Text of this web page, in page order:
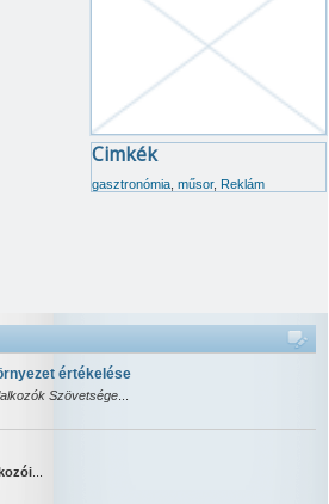
Cimkék
gasztronómia műsor, Reklám
értékelése
Szövetsége